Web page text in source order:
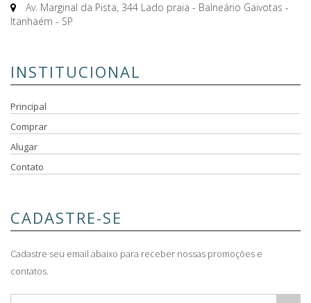
Av. Marginal da Pista, 344 Lado praia - Balneário Gaivotas -
Itanhaém - SP
INSTITUCIONAL
Principal
Comprar
Alugar
Contato
CADASTRE-SE
Cadastre seu email abaixo para receber nossas promoções e
contatos.